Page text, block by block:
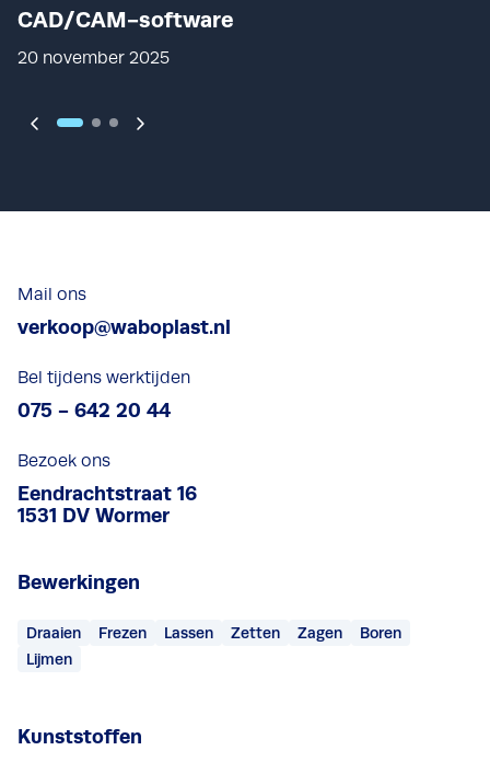
CAD/CAM-software
20 november 2025
Vorige Volgende
Mail ons
verkoop@waboplast.nl
Bel tijdens werktijden
075 - 642 20 44
Bezoek ons
Eendrachtstraat 16
1531 DV Wormer
Bewerkingen
Draaien Frezen Lassen Zetten Zagen
Boren
Lijmen
Kunststoffen